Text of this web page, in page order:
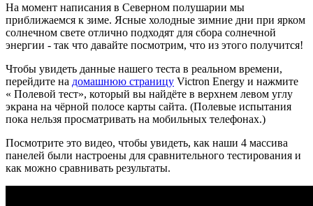
На момент написания в Северном полушарии мы
приближаемся к зиме. Ясные холодные зимние дни при ярком
солнечном свете отлично подходят для сбора солнечной
энергии - так что давайте посмотрим, что из этого получится!
Чтобы увидеть данные нашего теста в реальном времени,
перейдите на домашнюю страницу Victron Energy и нажмите
« Полевой тест», который вы найдёте в верхнем левом углу
экрана на чёрной полосе карты сайта. (Полевые испытания
пока нельзя просматривать на мобильных телефонах.)
Посмотрите это видео, чтобы увидеть, как наши 4 массива
панелей были настроены для сравнительного тестирования и
как можно сравнивать результаты.